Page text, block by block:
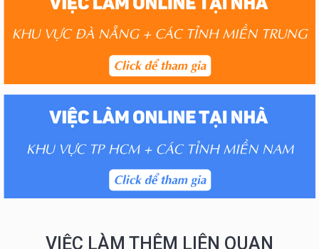
VIỆC LÀM THÊM LIÊN QUAN